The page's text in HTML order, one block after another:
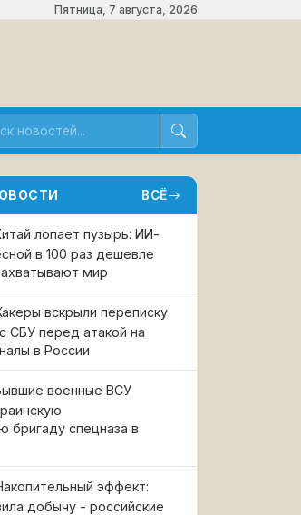
Пятница, 7 августа, 2026
ВСЁ
лопает пузырь: ИИ-
в 100 раз дешевле
мир
вскрыли переписку
СБУ перед атакой на
в России
военные ВСУ
бригаду спецназа в
эффект:
добычу - российские